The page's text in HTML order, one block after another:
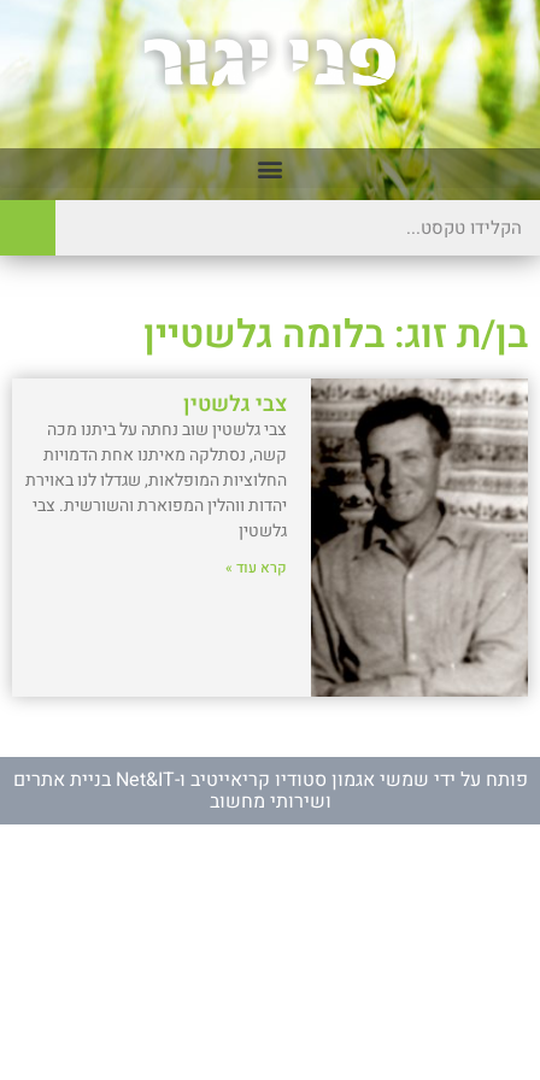
בן/ת זוג: בלומה גלשטיין
צבי גלשטין
צבי גלשטין שוב נחתה על ביתנו מכה
קשה, נסתלקה מאיתנו אחת הדמויות
החלוציות המופלאות, שגדלו לנו באוירת
יהדות ווהלין המפוארת והשורשית. צבי
גלשטין
קרא עוד »
פותח על ידי שמשי אגמון סטודיו קריאייטיב ו- Net&IT בניית אתרים
ושירותי מחשוב